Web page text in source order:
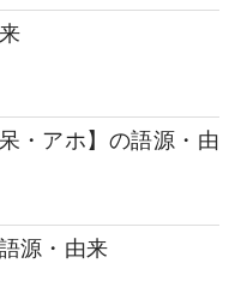
・アホ】の語源・由
源・由来